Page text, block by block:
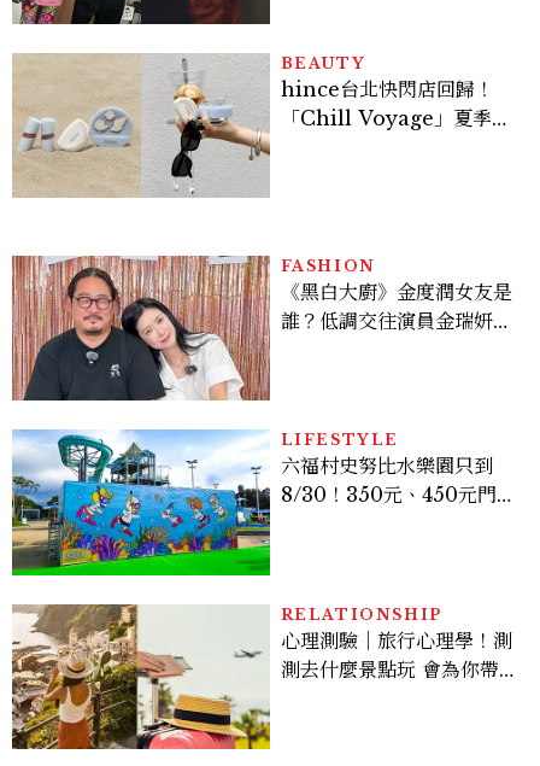
看點懶人包
BEAUTY
hince台北快閃店回歸！
「Chill Voyage」夏季限
FASHION
《黑白大廚》金度潤女友是
誰？低調交往演員金瑞妍、
LIFESTYLE
六福村史努比水樂園只到
8/30！350元、450元門票
RELATIONSHIP
心理測驗｜旅行心理學！測
測去什麼景點玩 會為你帶來